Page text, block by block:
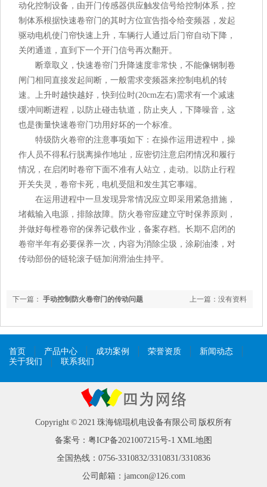
动化控制设备，由开门传感器供应触发信号给控制体系，控
制体系根据快速卷帘门的其时方位宣告指令给变频器，发起
驱动电机使门帘快速上升，车辆行人通过后门帘自动下降，
关闭通道，直到下一个开门信号再次翻开。
断章取义，快速卷帘门升降速度非常快，不能像钢制卷
闸门相同直接发起间断，一般需求变频器来控制电机的转
速。上升时越快越好，快到位时(20cm左右)需求有一个减速
缓冲间断进程，以防止碰击轨道，防止夹人，下降噪音，这
也是衡量快速卷帘门功用好坏的一个标准。
特级防火卷帘的注意事项如下：在操作运用进程中，操
作人员不得私行脱离操作地址，应密切注意启闭情况和履行
情况，在启闭时卷帘下面不准有人站立，走动。以防止行程
开关失灵，卷帘卡死，电机受阻和发生其它事端。
在运用进程中一旦发现异常情况应立即采用紧急措施，
堵截输入电源，排除故障。防火卷帘应建立守时保养原则，
并做好每樘卷帘的保养记载作业，备案存档。长期不启闭的
卷帘半年有必要保养一次，内容为消除尘圾，涂刷油漆，对
传动部份的链轮滚子链加润滑油生持平。
上一篇： 没有资料
下一篇： 手动控制防火卷帘门的传动问题
首页 产品中心 成功案例 荣誉资质
新闻动态
关于我们
联系我们
Copyright © 2021 珠海锦琨机电设备有限公司 版权所有
备案号：粤ICP备2021007215号-1 XML地图
全国热线：0756-3310832/3310831/3310836
公司邮箱：jamcon@126.com